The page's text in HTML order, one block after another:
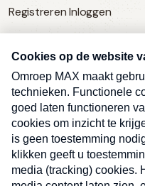
Registreren Inloggen
SERVICE
Over Omroep MAX
MAX Vandaag
MAX Meldpunt
Pers
Contact